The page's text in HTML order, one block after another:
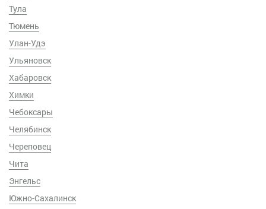
Тула
Тюмень
Улан-Удэ
Ульяновск
Хабаровск
Химки
Чебоксары
Челябинск
Череповец
Чита
Энгельс
Южно-Сахалинск